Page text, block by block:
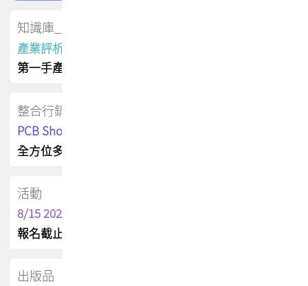
知識庫_會員專屬
產業評析報告
第一手產業資訊
整合行銷
PCB Shop 採購指南
全方位多元曝光方案
活動
8/15 2026 TPCA健康盃保齡球聯誼賽
報名截止日 : 8/3 活動日期 : 8/15
出版品